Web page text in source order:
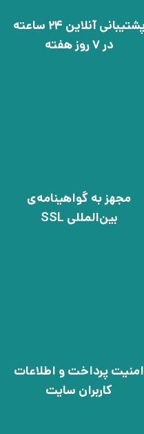
پشتیبانی آنلاین 24 ساعته
در 7 روز هفته
مجهز به گواهینامه‌ی
بین‌المللی SSL
امنیت پرداخت و اطلاعات
کاربران سایت